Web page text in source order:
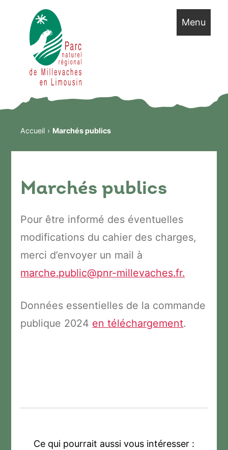
Menu
Accueil Marchés publics
Marchés publics
Pour être informé des éventuelles
modifications du cahier des charges,
merci d’envoyer un mail à
marche.public@pnr-millevaches.fr.
Données essentielles de la commande
publique 2024 en téléchargement.
Ce qui pourrait aussi vous intéresser :